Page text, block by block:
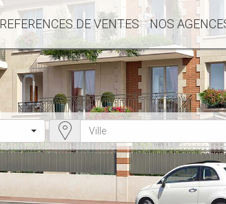
DE VENTES NOS